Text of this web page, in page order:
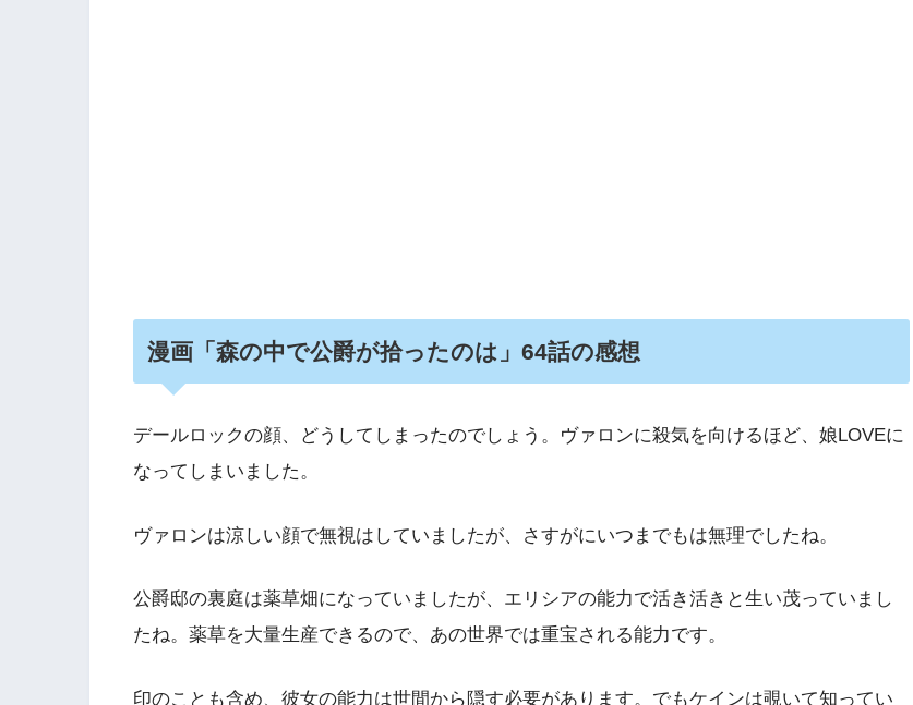
漫画「森の中で公爵が拾ったのは」64話の感想
デールロックの顔、どうしてしまったのでしょう。ヴァロンに殺気を向けるほど、娘LOVEに
なってしまいました。
ヴァロンは涼しい顔で無視はしていましたが、さすがにいつまでもは無理でしたね。
公爵邸の裏庭は薬草畑になっていましたが、エリシアの能力で活き活きと生い茂っていまし
たね。薬草を大量生産できるので、あの世界では重宝される能力です。
印のことも含め、彼女の能力は世間から隠す必要があります。でもケインは覗いて知ってい